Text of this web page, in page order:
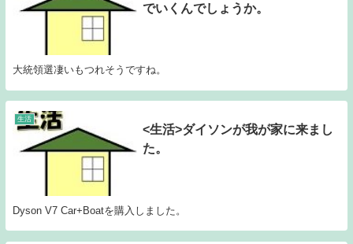
でいくんでしょうか。
大統領選凄いもつれそうですね。
生活
<生活>ダイソンが我が家に来まし
た。
Dyson V7 Car+Boatを購入しました。